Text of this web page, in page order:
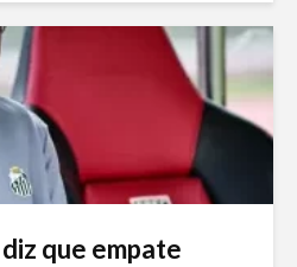
que empate